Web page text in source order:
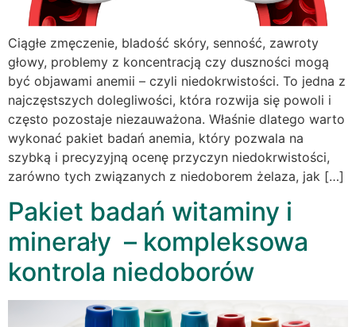
Ciągłe zmęczenie, bladość skóry, senność, zawroty
głowy, problemy z koncentracją czy duszności mogą
być objawami anemii – czyli niedokrwistości. To jedna z
najczęstszych dolegliwości, która rozwija się powoli i
często pozostaje niezauważona. Właśnie dlatego warto
wykonać pakiet badań anemia, który pozwala na
szybką i precyzyjną ocenę przyczyn niedokrwistości,
zarówno tych związanych z niedoborem żelaza, jak […]
Pakiet badań witaminy i
minerały – kompleksowa
kontrola niedoborów